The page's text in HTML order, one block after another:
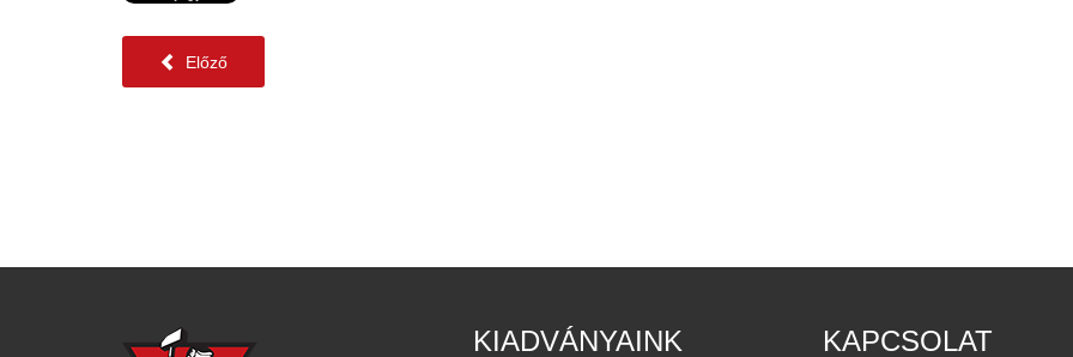
Előző
KIADVÁNYAINK KAPCSOLAT